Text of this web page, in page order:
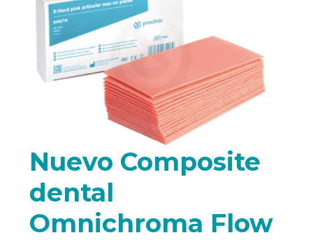
Nuevo Composite
dental
Omnichroma Flow